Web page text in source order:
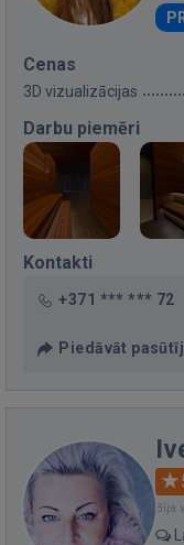
Cenas
3D vizualizācijas
Darbu piemēri
Kontakti
+371 *** *** 72
Piedāvāt
Bija